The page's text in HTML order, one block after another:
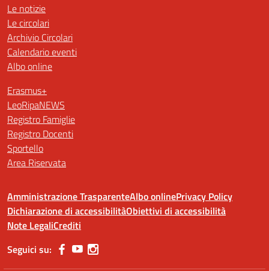
Le notizie
Le circolari
Archivio Circolari
Calendario eventi
Albo online
Erasmus+
LeoRipaNEWS
Registro Famiglie
Registro Docenti
Sportello
Area Riservata
Amministrazione TrasparenteAlbo onlinePrivacy Policy
Dichiarazione di accessibilitàObiettivi di accessibilità
Note LegaliCrediti
Seguici su: